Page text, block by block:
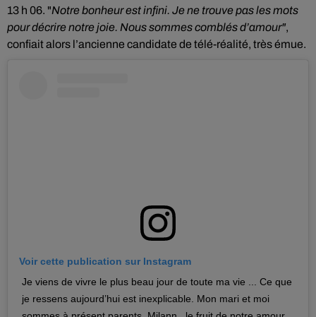
13 h 06. "Notre bonheur est infini. Je ne trouve pas les mots
pour décrire notre joie. Nous sommes comblés d’amour",
confiait alors l’ancienne candidate de télé-réalité, très émue.
Voir cette publication sur Instagram
Je viens de vivre le plus beau jour de toute ma vie ... Ce que
je ressens aujourd’hui est inexplicable. Mon mari et moi